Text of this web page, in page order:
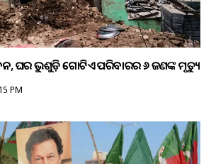
ଘର ଭୁଶୁଡ଼ି ଗୋଟିଏ ପରିବାରର ୬ ଜଣଙ୍କ ମୃତ୍ୟୁ
PM